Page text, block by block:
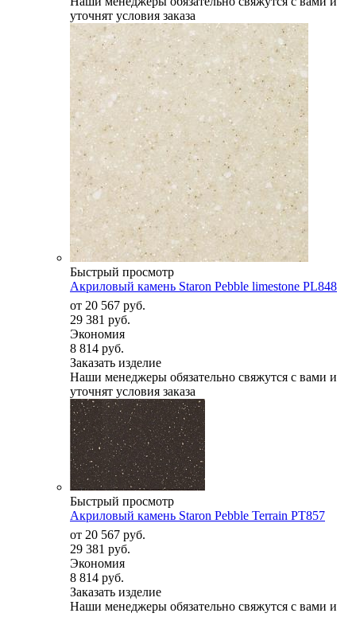
уточнят условия заказа
Быстрый просмотр
Акриловый камень Staron Pebble limestone PL848
от 20 567 руб.
29 381 руб.
Экономия
8 814 руб.
Заказать изделие
Наши менеджеры обязательно свяжутся с вами и
уточнят условия заказа
Быстрый просмотр
Акриловый камень Staron Pebble Terrain PT857
от 20 567 руб.
29 381 руб.
Экономия
8 814 руб.
Заказать изделие
Наши менеджеры обязательно свяжутся с вами и